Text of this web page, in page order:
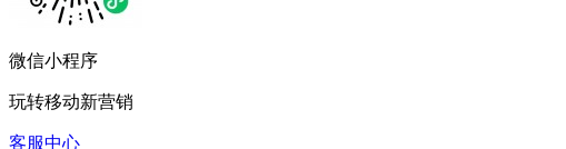
微信小程序
玩转移动新营销
客服中心